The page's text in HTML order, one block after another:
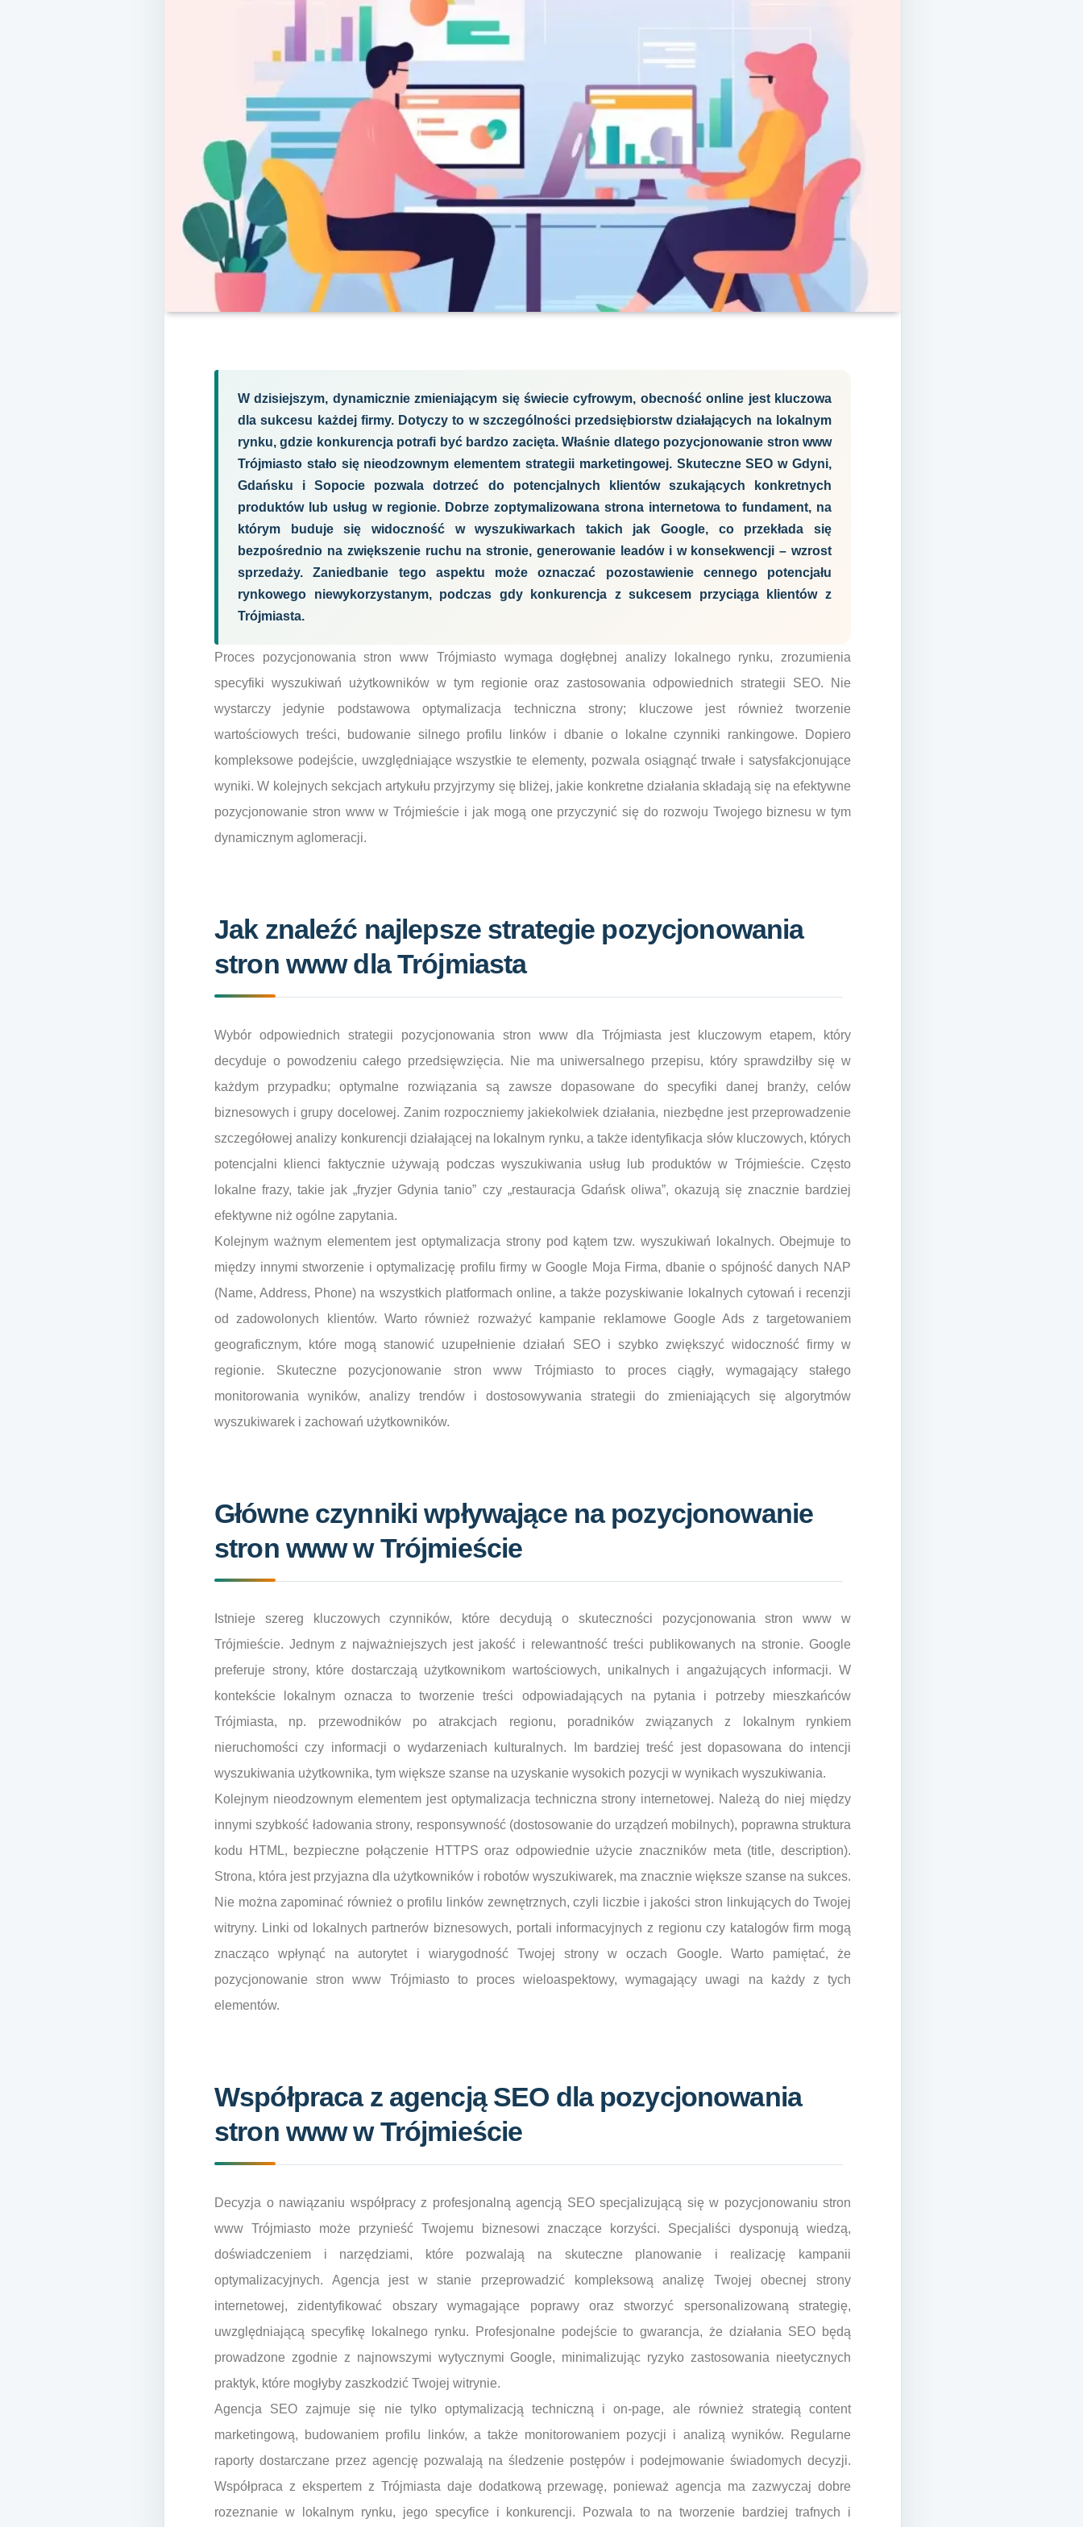
W dzisiejszym, dynamicznie zmieniającym się świecie cyfrowym, obecność online jest kluczowa
dla sukcesu każdej firmy. Dotyczy to w szczególności przedsiębiorstw działających na lokalnym
rynku, gdzie konkurencja potrafi być bardzo zacięta. Właśnie dlatego pozycjonowanie stron www
Trójmiasto stało się nieodzownym elementem strategii marketingowej. Skuteczne SEO w Gdyni,
Gdańsku i Sopocie pozwala dotrzeć do potencjalnych klientów szukających konkretnych
produktów lub usług w regionie. Dobrze zoptymalizowana strona internetowa to fundament, na
którym buduje się widoczność w wyszukiwarkach takich jak Google, co przekłada się
bezpośrednio na zwiększenie ruchu na stronie, generowanie leadów i w konsekwencji – wzrost
sprzedaży. Zaniedbanie tego aspektu może oznaczać pozostawienie cennego potencjału
rynkowego niewykorzystanym, podczas gdy konkurencja z sukcesem przyciąga klientów z
Trójmiasta.
Proces pozycjonowania stron www Trójmiasto wymaga dogłębnej analizy lokalnego rynku, zrozumienia
specyfiki wyszukiwań użytkowników w tym regionie oraz zastosowania odpowiednich strategii SEO. Nie
wystarczy jedynie podstawowa optymalizacja techniczna strony; kluczowe jest również tworzenie
wartościowych treści, budowanie silnego profilu linków i dbanie o lokalne czynniki rankingowe. Dopiero
kompleksowe podejście, uwzględniające wszystkie te elementy, pozwala osiągnąć trwałe i satysfakcjonujące
wyniki. W kolejnych sekcjach artykułu przyjrzymy się bliżej, jakie konkretne działania składają się na efektywne
pozycjonowanie stron www w Trójmieście i jak mogą one przyczynić się do rozwoju Twojego biznesu w tym
dynamicznym aglomeracji.
Jak znaleźć najlepsze strategie pozycjonowania
stron www dla Trójmiasta
Wybór odpowiednich strategii pozycjonowania stron www dla Trójmiasta jest kluczowym etapem, który
decyduje o powodzeniu całego przedsięwzięcia. Nie ma uniwersalnego przepisu, który sprawdziłby się w
każdym przypadku; optymalne rozwiązania są zawsze dopasowane do specyfiki danej branży, celów
biznesowych i grupy docelowej. Zanim rozpoczniemy jakiekolwiek działania, niezbędne jest przeprowadzenie
szczegółowej analizy konkurencji działającej na lokalnym rynku, a także identyfikacja słów kluczowych, których
potencjalni klienci faktycznie używają podczas wyszukiwania usług lub produktów w Trójmieście. Często
lokalne frazy, takie jak „fryzjer Gdynia tanio” czy „restauracja Gdańsk oliwa”, okazują się znacznie bardziej
efektywne niż ogólne zapytania.
Kolejnym ważnym elementem jest optymalizacja strony pod kątem tzw. wyszukiwań lokalnych. Obejmuje to
między innymi stworzenie i optymalizację profilu firmy w Google Moja Firma, dbanie o spójność danych NAP
(Name, Address, Phone) na wszystkich platformach online, a także pozyskiwanie lokalnych cytowań i recenzji
od zadowolonych klientów. Warto również rozważyć kampanie reklamowe Google Ads z targetowaniem
geograficznym, które mogą stanowić uzupełnienie działań SEO i szybko zwiększyć widoczność firmy w
regionie. Skuteczne pozycjonowanie stron www Trójmiasto to proces ciągły, wymagający stałego
monitorowania wyników, analizy trendów i dostosowywania strategii do zmieniających się algorytmów
wyszukiwarek i zachowań użytkowników.
Główne czynniki wpływające na pozycjonowanie
stron www w Trójmieście
Istnieje szereg kluczowych czynników, które decydują o skuteczności pozycjonowania stron www w
Trójmieście. Jednym z najważniejszych jest jakość i relewantność treści publikowanych na stronie. Google
preferuje strony, które dostarczają użytkownikom wartościowych, unikalnych i angażujących informacji. W
kontekście lokalnym oznacza to tworzenie treści odpowiadających na pytania i potrzeby mieszkańców
Trójmiasta, np. przewodników po atrakcjach regionu, poradników związanych z lokalnym rynkiem
nieruchomości czy informacji o wydarzeniach kulturalnych. Im bardziej treść jest dopasowana do intencji
wyszukiwania użytkownika, tym większe szanse na uzyskanie wysokich pozycji w wynikach wyszukiwania.
Kolejnym nieodzownym elementem jest optymalizacja techniczna strony internetowej. Należą do niej między
innymi szybkość ładowania strony, responsywność (dostosowanie do urządzeń mobilnych), poprawna struktura
kodu HTML, bezpieczne połączenie HTTPS oraz odpowiednie użycie znaczników meta (title, description).
Strona, która jest przyjazna dla użytkowników i robotów wyszukiwarek, ma znacznie większe szanse na sukces.
Nie można zapominać również o profilu linków zewnętrznych, czyli liczbie i jakości stron linkujących do Twojej
witryny. Linki od lokalnych partnerów biznesowych, portali informacyjnych z regionu czy katalogów firm mogą
znacząco wpłynąć na autorytet i wiarygodność Twojej strony w oczach Google. Warto pamiętać, że
pozycjonowanie stron www Trójmiasto to proces wieloaspektowy, wymagający uwagi na każdy z tych
elementów.
Współpraca z agencją SEO dla pozycjonowania
stron www w Trójmieście
Decyzja o nawiązaniu współpracy z profesjonalną agencją SEO specjalizującą się w pozycjonowaniu stron
www Trójmiasto może przynieść Twojemu biznesowi znaczące korzyści. Specjaliści dysponują wiedzą,
doświadczeniem i narzędziami, które pozwalają na skuteczne planowanie i realizację kampanii
optymalizacyjnych. Agencja jest w stanie przeprowadzić kompleksową analizę Twojej obecnej strony
internetowej, zidentyfikować obszary wymagające poprawy oraz stworzyć spersonalizowaną strategię,
uwzględniającą specyfikę lokalnego rynku. Profesjonalne podejście to gwarancja, że działania SEO będą
prowadzone zgodnie z najnowszymi wytycznymi Google, minimalizując ryzyko zastosowania nieetycznych
praktyk, które mogłyby zaszkodzić Twojej witrynie.
Agencja SEO zajmuje się nie tylko optymalizacją techniczną i on-page, ale również strategią content
marketingową, budowaniem profilu linków, a także monitorowaniem pozycji i analizą wyników. Regularne
raporty dostarczane przez agencję pozwalają na śledzenie postępów i podejmowanie świadomych decyzji.
Współpraca z ekspertem z Trójmiasta daje dodatkową przewagę, ponieważ agencja ma zazwyczaj dobre
rozeznanie w lokalnym rynku, jego specyfice i konkurencji. Pozwala to na tworzenie bardziej trafnych i